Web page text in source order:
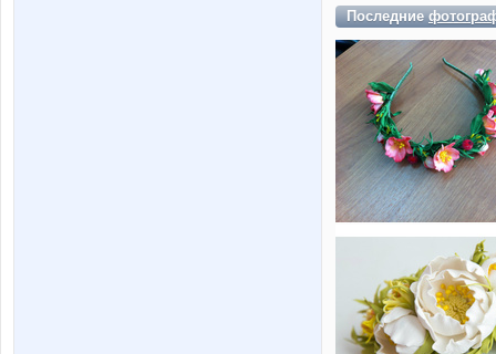
Последние